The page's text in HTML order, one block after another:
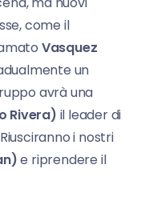
come il
Vasquez
un
avrà una
Rivera) il leader di
i nostri
e riprendere il